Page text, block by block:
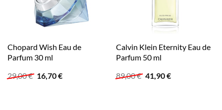
Chopard Wish Eau de
Parfum 30 ml
29,00€ Ursprünglicher
16,70€Aktueller
Calvin Klein Eternity Eau de
Parfum 50 ml
89,00€ Ursprünglicher
41,90€Aktueller